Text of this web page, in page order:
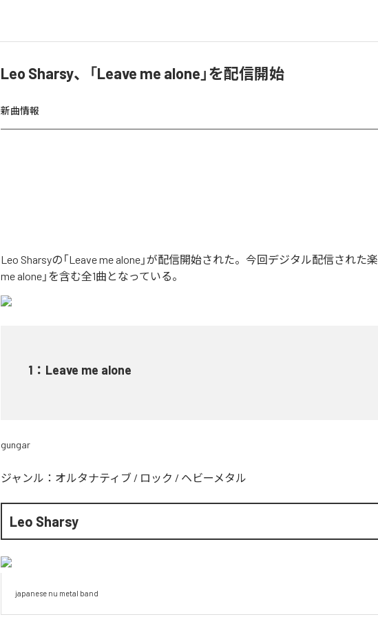
Leo Sharsy、「Leave me alone」を配信開始
新曲情報
Leo Sharsyの「Leave me alone」が配信開始された。今回デジタル配信された
me alone」を含む全1曲となっている。
1 ： Leave me alone
gungar
ジャンル： オルタナティブ / ロック / ヘビーメタル
Leo Sharsy
japanese nu metal band